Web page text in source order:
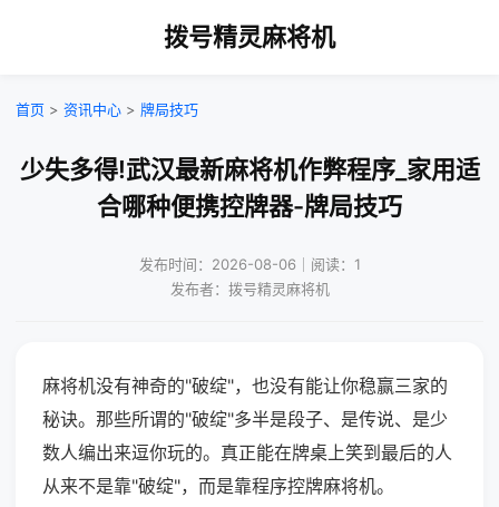
拨号精灵麻将机
首页 > 资讯中心 > 牌局技巧
少失多得!武汉最新麻将机作弊程序_家用适
合哪种便携控牌器-牌局技巧
发布时间：2026-08-06｜阅读：1
发布者：拨号精灵麻将机
麻将机没有神奇的"破绽"，也没有能让你稳赢三家的
秘诀。那些所谓的"破绽"多半是段子、是传说、是少
数人编出来逗你玩的。真正能在牌桌上笑到最后的人
从来不是靠"破绽"，而是靠程序控牌麻将机。